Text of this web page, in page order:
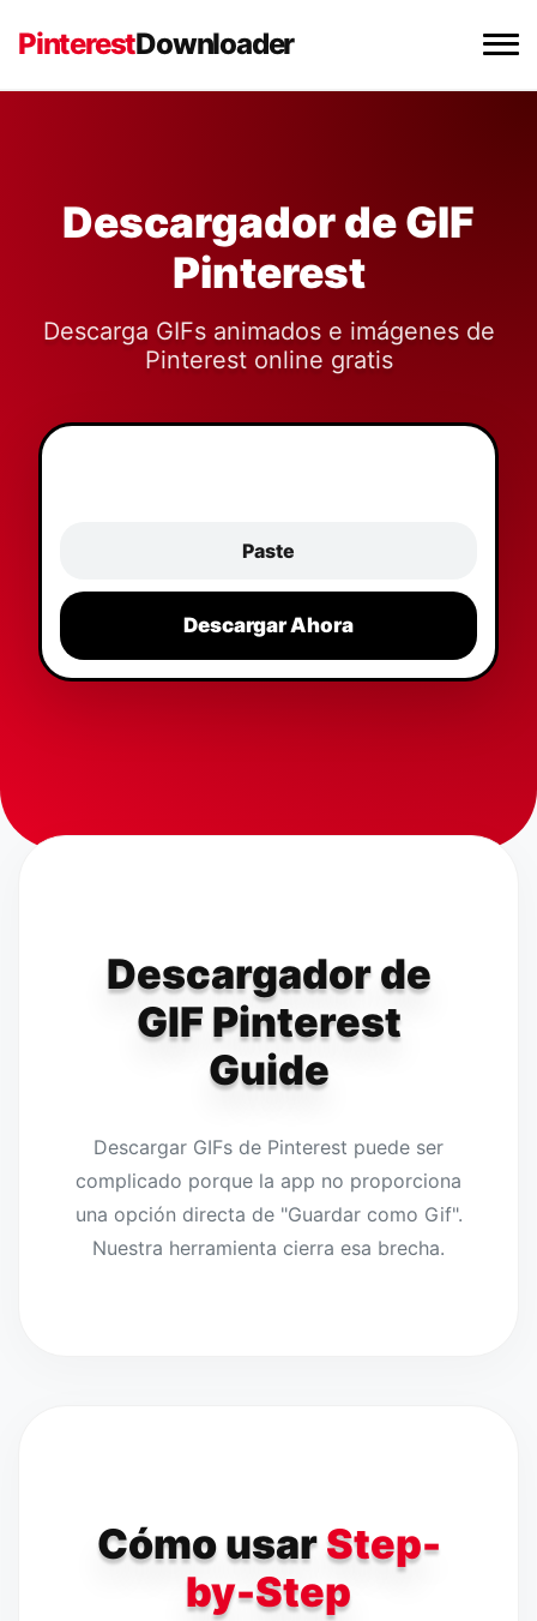
PinterestDownloader
Descargador de GIF Pinterest
Extensión Chrome
Descargador de GIF
Pinterest
Descarga GIFs animados e imágenes de
Pinterest online gratis
Paste
Descargar Ahora
Descargador de
GIF Pinterest
Guide
Descargar GIFs de Pinterest puede ser
complicado porque la app no proporciona
una opción directa de "Guardar como Gif".
Nuestra herramienta cierra esa brecha.
Cómo usarStep-
by-Step